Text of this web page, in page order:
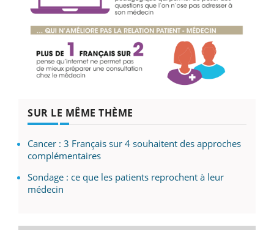
SUR LE MÊME THÈME
Cancer : 3 Français sur 4 souhaitent des approches
complémentaires
Sondage : ce que les patients reprochent à leur
médecin